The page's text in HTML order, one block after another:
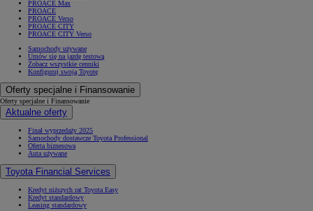
PROACE Max
PROACE
PROACE Verso
PROACE CITY
PROACE CITY Verso
Samochody używane
Umów się na jazdę testową
Zobacz wszystkie cenniki
Konfiguruj swoją Toyotę
Oferty specjalne i Finansowanie
Oferty specjalne i Finansowanie
Aktualne oferty
Finał wyprzedaży 2025
Samochody dostawcze Toyota Professional
Oferta biznesowa
Auta używane
Toyota Financial Services
Kredyt niższych rat Toyota Easy
Kredyt standardowy
Leasing standardowy